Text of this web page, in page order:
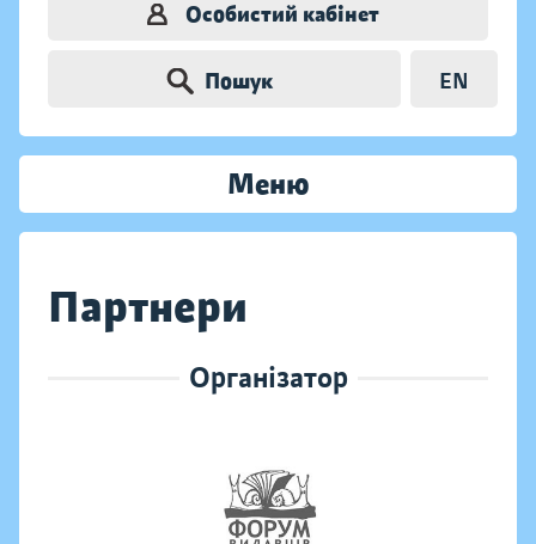
Особистий кабінет
Пошук EN
Меню
Партнери
Організатор